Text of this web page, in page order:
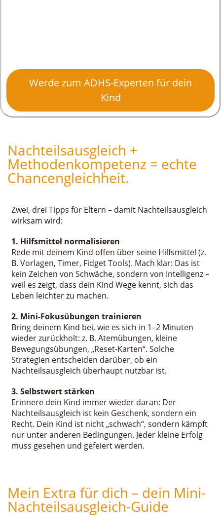
Werde zum ADHS-Experten für dein
Kind
Nachteilsausgleich +
Methodenkompetenz = echte
Chancengleichheit.
Zwei, drei Tipps für Eltern – damit Nachteilsausgleich
wirksam wird:
1. Hilfsmittel normalisieren
Rede mit deinem Kind offen über seine Hilfsmittel (z.
B. Vorlagen, Timer, Fidget Tools). Mach klar: Das ist
kein Zeichen von Schwäche, sondern von Intelligenz –
weil es zeigt, dass dein Kind Wege kennt, sich das
Leben leichter zu machen.
2. Mini-Fokusübungen trainieren
Bring deinem Kind bei, wie es sich in 1–2 Minuten
wieder zurückholt: z. B. Atemübungen, kleine
Bewegungsübungen, „Reset-Karten“. Solche
Strategien entscheiden darüber, ob ein
Nachteilsausgleich überhaupt nutzbar ist.
3. Selbstwert stärken
Erinnere dein Kind immer wieder daran: Der
Nachteilsausgleich ist kein Geschenk, sondern ein
Recht. Dein Kind ist nicht „schwach“, sondern kämpft
nur unter anderen Bedingungen. Jeder kleine Erfolg
muss gesehen und gefeiert werden.
Mein Extra für dich – dein Mini-
Nachteilsausgleich-Guide